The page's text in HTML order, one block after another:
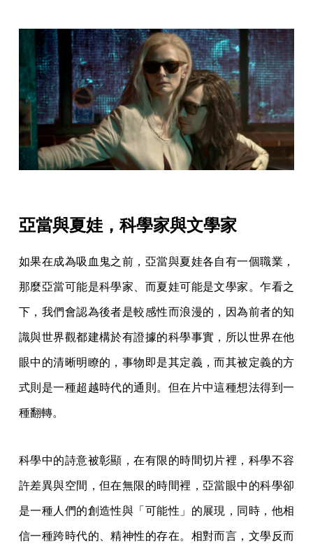
亞當與夏娃，科學家與文學家
如果在成為吸血鬼之前，亞當與夏娃各自有一個職業，
那麼亞當可能是科學家、而夏娃可能是文學家。乍看之
下，我們會認為後者是較感性而浪漫的，因為前者的知
識與世界觀都建構於有證據的科學事實，所以世界在他
眼中的清晰明瞭的，事物即是其定義，而其被定義的方
式則是一種超越時代的通則。但在片中這種想法得到一
種翻轉。
科學中的詩意被彰顯，在有限的時間切片裡，科學不容
許差異與空間，但在無限的時間裡，亞當眼中的科學卻
是一種人們的創造性與「可能性」的展現，同時，他相
信一種跨時代的、精神性的存在。相對而言，文學反而